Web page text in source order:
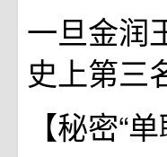
一旦金润
史上第三
【秘密“单